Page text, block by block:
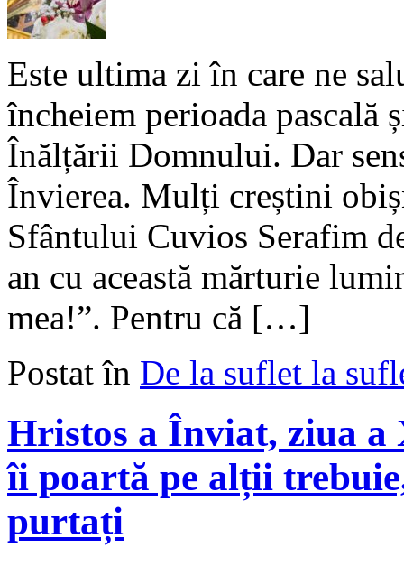
Este ultima zi în care ne
încheiem perioada pascală
Înălțării Domnului. Dar
Învierea. Mulți creștini
Sfântului Cuvios Serafim
an cu această mărturie
mea!”. Pentru că […]
Postat în De la suflet la
Hristos a Înviat, ziua
îi poartă pe alții
purtați